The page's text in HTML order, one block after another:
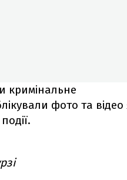
кримінальне
фото та відео